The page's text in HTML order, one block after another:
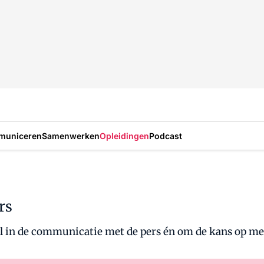
SamenwerkenOpleidingenPodcast
de communicatie met de pers én om de kans op